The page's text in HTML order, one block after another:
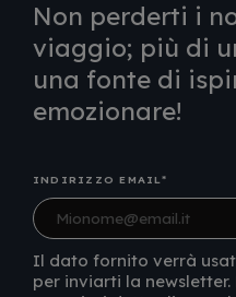
Non perderti i
viaggio; più di
una fonte di
emozionare!
INDIRIZZO EMAIL
Il dato fornito verrà
per inviarti la newsletter.